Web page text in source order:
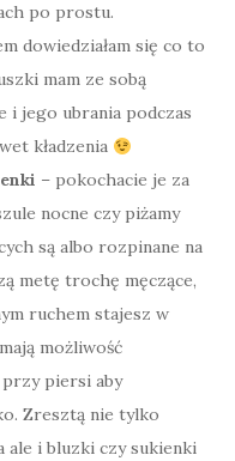
po prostu.
dowiedziałam się co to
mam ze sobą
i jego ubrania podczas
kładzenia
– pokochacie je za
nocne czy piżamy
są albo rozpinane na
metę trochę męczące,
ruchem stajesz w
możliwość
przy piersi aby
Zresztą nie tylko
ale i bluzki czy sukienki